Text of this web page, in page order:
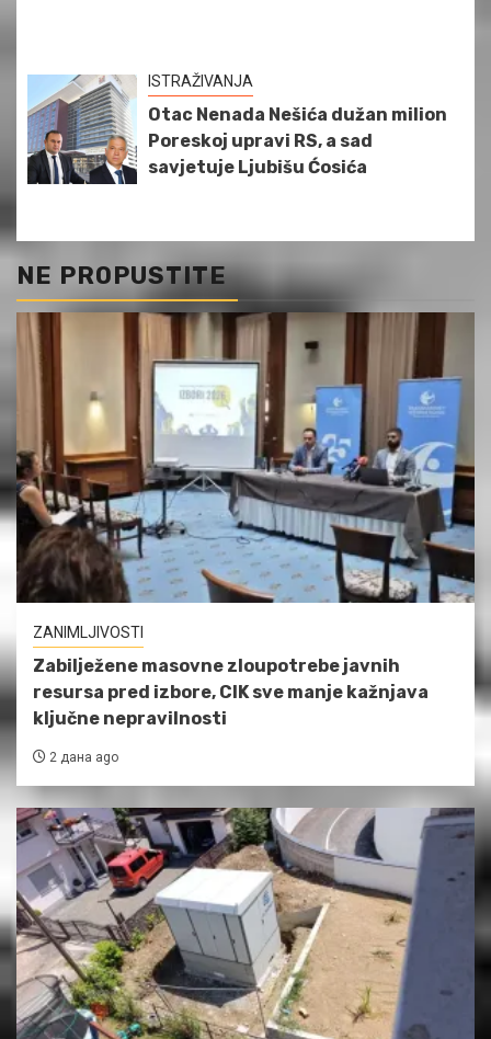
ISTRAŽIVANJA
Otac Nenada Nešića dužan milion
Poreskoj upravi RS, a sad
savjetuje Ljubišu Ćosića
NE PROPUSTITE
ZANIMLJIVOSTI
Zabilježene masovne zloupotrebe javnih
resursa pred izbore, CIK sve manje kažnjava
ključne nepravilnosti
2 дана ago